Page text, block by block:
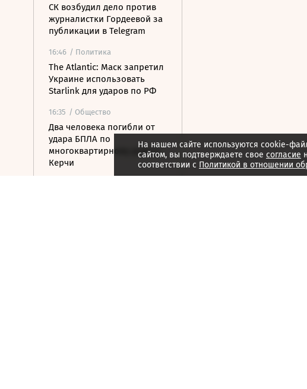
СК возбудил дело против
журналистки Гордеевой за
публикации в Telegram
16:46 / Политика
The Atlantic: Маск запретил
Украине использовать
Starlink для ударов по РФ
16:35 / Общество
Два человека погибли от
удара БПЛА по
многоквартирному дому в
Керчи
На нашем сайте используются cookie-
сайтом, вы подтверждаете свое согласие
соответствии с Политикой в отношении